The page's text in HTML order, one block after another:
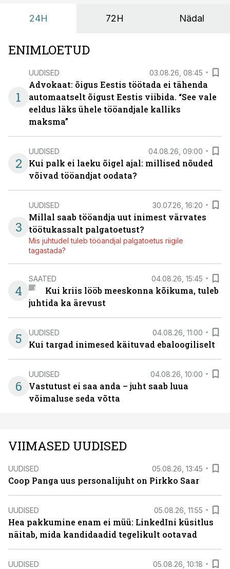
24H 72H Nädal
ENIMLOETUD
1
UUDISED 03.08.26, 08:45
Advokaat: õigus Eestis töötada ei tähenda
automaatselt õigust Eestis viibida. “See vale
eeldus läks ühele tööandjale kalliks
maksma”
2
UUDISED 04.08.26, 09:00
Kui palk ei laeku õigel ajal: millised nõuded
võivad tööandjat oodata?
3
UUDISED 30.07.26, 16:20
Millal saab tööandja uut inimest värvates
töötukassalt palgatoetust?
Mis juhtudel tuleb tööandjal palgatoetus riigile
tagastada?
4
SAATED 04.08.26, 15:45
Kui kriis lööb meeskonna kõikuma, tuleb
juhtida ka ärevust
5 UUDISED 04.08.26, 11:00
Kui targad inimesed käituvad ebaloogiliselt
6
UUDISED 04.08.26, 10:00
Vastutust ei saa anda – juht saab luua
võimaluse seda võtta
VIIMASED UUDISED
UUDISED 05.08.26, 13:45
Coop Panga uus personalijuht on Pirkko Saar
UUDISED 05.08.26, 11:55
Hea pakkumine enam ei müü: LinkedIni küsitlus
näitab, mida kandidaadid tegelikult ootavad
UUDISED 05.08.26, 10:18